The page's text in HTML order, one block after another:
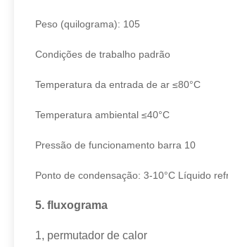
Peso (quilograma): 105
Condições de trabalho padrão
Temperatura da entrada de ar ≤80°C
Temperatura ambiental ≤40°C
Pressão de funcionamento barra 10
Ponto de condensação: 3-10°C Líquido
5. fluxograma
1, permutador de calor